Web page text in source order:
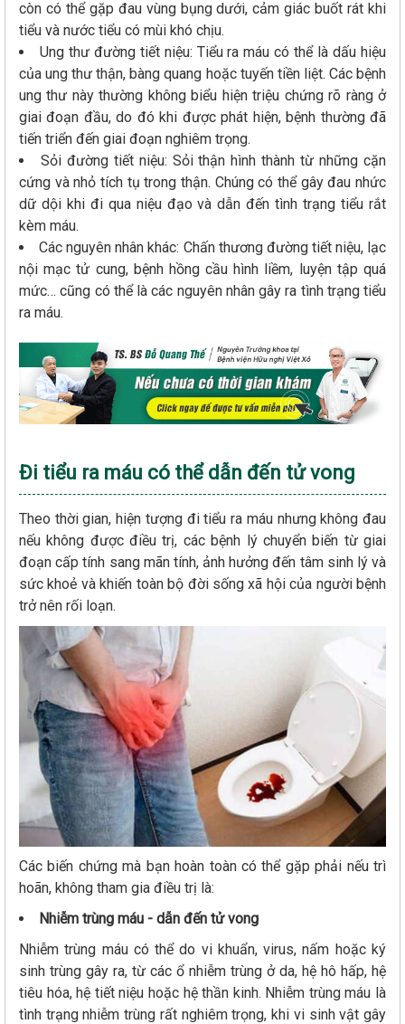
còn có thể gặp đau vùng bụng dưới, cảm giác buốt rát khi
tiểu và nước tiểu có mùi khó chịu.
Ung thư đường tiết niệu: Tiểu ra máu có thể là dấu hiệu
của ung thư thận, bàng quang hoặc tuyến tiền liệt. Các bệnh
ung thư này thường không biểu hiện triệu chứng rõ ràng ở
giai đoạn đầu, do đó khi được phát hiện, bệnh thường đã
tiến triển đến giai đoạn nghiêm trọng.
Sỏi đường tiết niệu: Sỏi thận hình thành từ những cặn
cứng và nhỏ tích tụ trong thận. Chúng có thể gây đau nhức
dữ dội khi đi qua niệu đạo và dẫn đến tình trạng tiểu rắt
kèm máu.
Các nguyên nhân khác: Chấn thương đường tiết niệu, lạc
nội mạc tử cung, bệnh hồng cầu hình liềm, luyện tập quá
mức… cũng có thể là các nguyên nhân gây ra tình trạng tiểu
ra máu.
Đi tiểu ra máu có thể dẫn đến tử vong
Theo thời gian, hiện tượng đi tiểu ra máu nhưng không đau
nếu không được điều trị, các bệnh lý chuyển biến từ giai
đoạn cấp tính sang mãn tính, ảnh hưởng đến tâm sinh lý và
sức khoẻ và khiến toàn bộ đời sống xã hội của người bệnh
trở nên rối loạn.
Các biến chứng mà bạn hoàn toàn có thể gặp phải nếu trì
hoãn, không tham gia điều trị là:
Nhiễm trùng máu - dẫn đến tử vong
Nhiễm trùng máu có thể do vi khuẩn, virus, nấm hoặc ký
sinh trùng gây ra, từ các ổ nhiễm trùng ở da, hệ hô hấp, hệ
tiêu hóa, hệ tiết niệu hoặc hệ thần kinh. Nhiễm trùng máu là
tình trạng nhiễm trùng rất nghiêm trọng, khi vi sinh vật gây